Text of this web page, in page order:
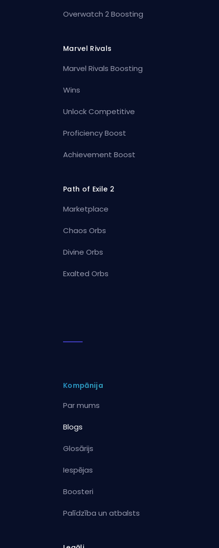
Overwatch 2 Boosting
Marvel Rivals
Marvel Rivals Boosting
Wins
Unlock Competitive
Proficiency Boost
Achievement Boost
Path of Exile 2
Marketplace
Chaos Orbs
Divine Orbs
Exalted Orbs
Kompānija
Par mums
Blogs
Glosārijs
Iespējas
Boosteri
Palīdzība un atbalsts